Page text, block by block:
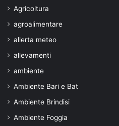
Agricoltura
agroalimentare
allerta meteo
allevamenti
ambiente
Ambiente Bari e Bat
Ambiente Brindisi
Ambiente Foggia